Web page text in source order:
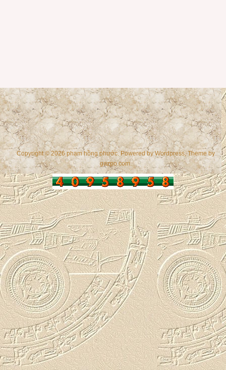
Copyright © 2026 phạm hồng phước. Powered byWordpress, Theme by
gazpo.com.